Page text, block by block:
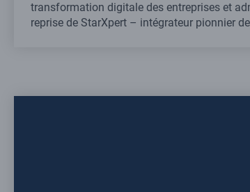
transformation digitale des entreprises et
reprise de StarXpert – intégrateur pionnier